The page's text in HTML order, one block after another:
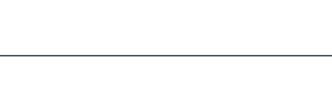
condições de uso;